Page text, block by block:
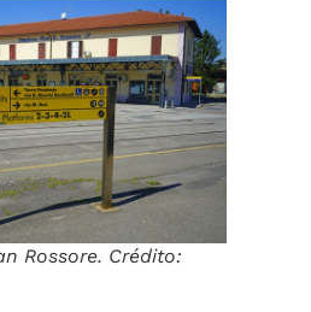
Rossore. Crédito: